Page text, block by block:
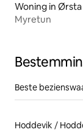
Woning in Ørsta
Myretun
Beste
Hoddevik /